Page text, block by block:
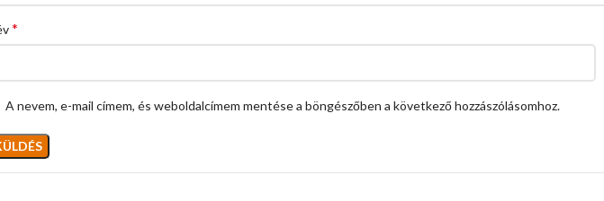
*
A nevem, e-mail címem, és weboldalcímem mentése a böngészőben a következő hozzászólásomhoz.